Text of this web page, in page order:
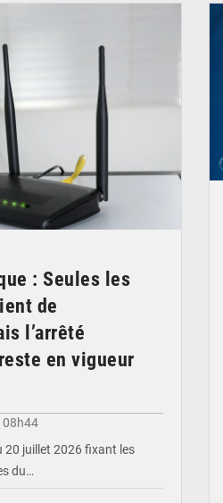
: Seules les
de
l’arrêté
en vigueur
08h44
20 juillet 2026 fixant les
du…